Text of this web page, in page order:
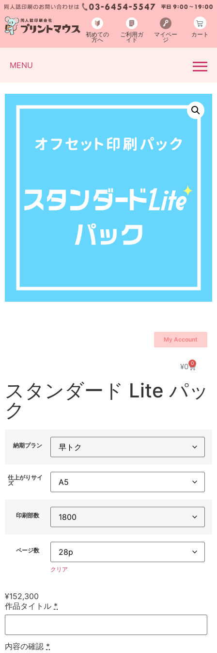
初めての
方へ
ご利用ガ
イド
マイペー
ジ
カート
MENU
My Account
¥0 0
スタンダード Lite パッ
ク
納期プラン
仕上がりサイ
ズ
印刷部数
ページ数
クリア
¥152,300
作品タイトル *
内容の確認 *